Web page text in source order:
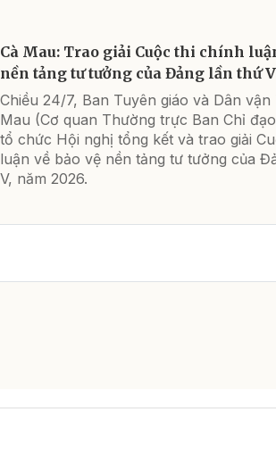
Cà Mau: Trao giải Cuộc thi chính
nền tảng tư tưởng của Đảng lần thứ V
Chiều 24/7, Ban Tuyên giáo và Dân vận
Mau (Cơ quan Thường trực Ban Chỉ
tổ chức Hội nghị tổng kết và trao giải
luận về bảo vệ nền tảng tư tưởng của
V, năm 2026.